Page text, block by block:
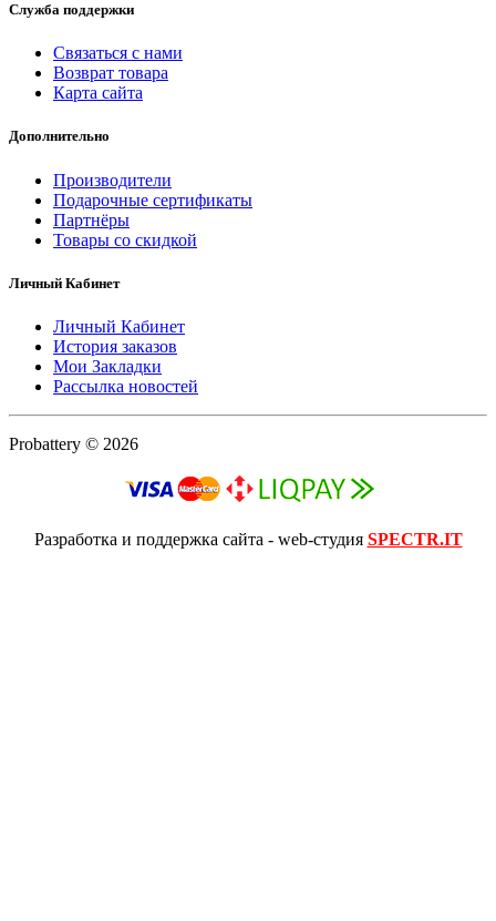
Служба поддержки
Связаться с нами
Возврат товара
Карта сайта
Дополнительно
Производители
Подарочные сертификаты
Партнёры
Товары со скидкой
Личный Кабинет
Личный Кабинет
История заказов
Мои Закладки
Рассылка новостей
Probattery © 2026
Разработка и поддержка сайта - web-студия SPECTR.IT